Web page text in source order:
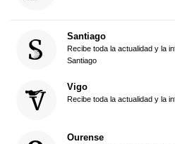
Santiago
Recibe toda la actualidad y la
Santiago
Vigo
Recibe toda la actualidad y la
Ourense